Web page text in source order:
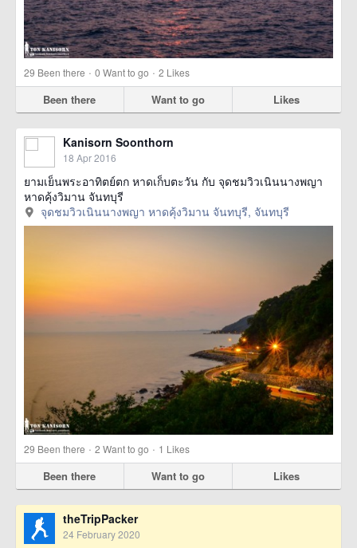
29 Been there · 0 Want to go · 2 Likes
Been there Want to go Likes
Kanisorn Soonthorn
18 Apr 2016
ยามเย็นพระอาทิตย์ตก หาดเก็บตะวัน กับ จุดชมวิวเนินนางพญา
หาดคุ้งวิมาน จันทบุรี
จุดชมวิวเนินนางพญา หาดคุ้งวิมาน จันทบุรี, จันทบุรี
29 Been there · 2 Want to go · 1 Likes
Been there Want to go Likes
theTripPacker
24 February 2020